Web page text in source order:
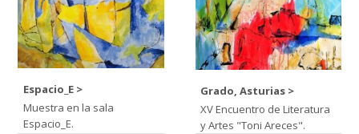
Espacio_E
Muestra en la sala
Espacio_E.
Grado, Asturias
XV Encuentro de Literatura
y Artes "Toni Areces".